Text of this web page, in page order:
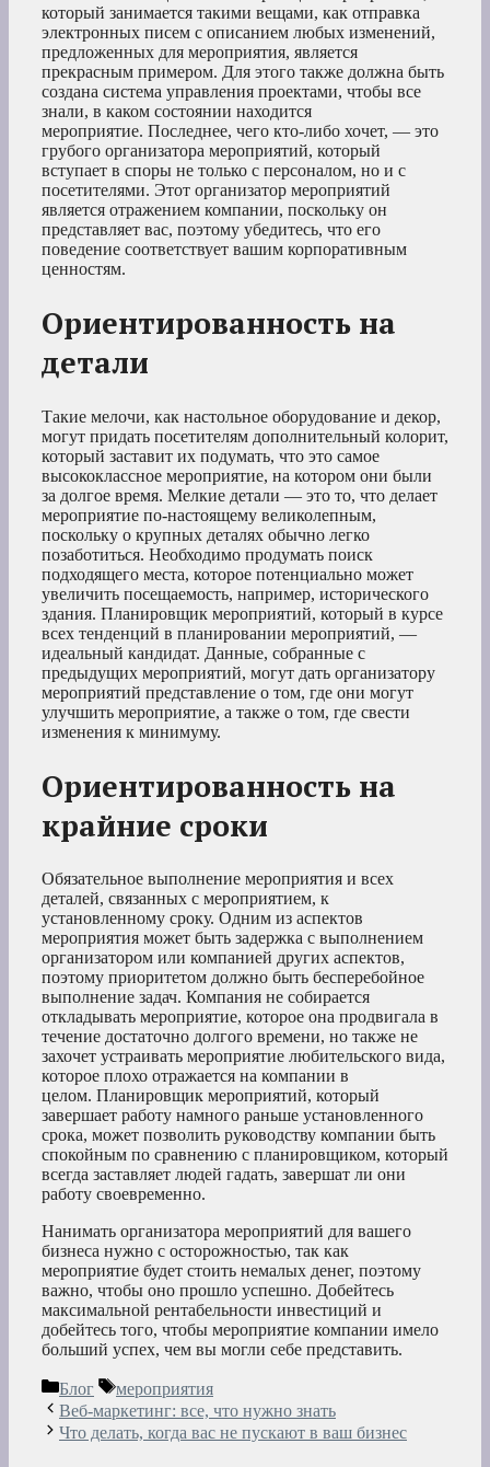
который занимается такими вещами, как отправка
электронных писем с описанием любых изменений,
предложенных для мероприятия, является
прекрасным примером. Для этого также должна быть
создана система управления проектами, чтобы все
знали, в каком состоянии находится
мероприятие. Последнее, чего кто-либо хочет, — это
грубого организатора мероприятий, который
вступает в споры не только с персоналом, но и с
посетителями. Этот организатор мероприятий
является отражением компании, поскольку он
представляет вас, поэтому убедитесь, что его
поведение соответствует вашим корпоративным
ценностям.
Ориентированность на
детали
Такие мелочи, как настольное оборудование и декор,
могут придать посетителям дополнительный колорит,
который заставит их подумать, что это самое
высококлассное мероприятие, на котором они были
за долгое время. Мелкие детали — это то, что делает
мероприятие по-настоящему великолепным,
поскольку о крупных деталях обычно легко
позаботиться. Необходимо продумать поиск
подходящего места, которое потенциально может
увеличить посещаемость, например, исторического
здания. Планировщик мероприятий, который в курсе
всех тенденций в планировании мероприятий, —
идеальный кандидат. Данные, собранные с
предыдущих мероприятий, могут дать организатору
мероприятий представление о том, где они могут
улучшить мероприятие, а также о том, где свести
изменения к минимуму.
Ориентированность на
крайние сроки
Обязательное выполнение мероприятия и всех
деталей, связанных с мероприятием, к
установленному сроку. Одним из аспектов
мероприятия может быть задержка с выполнением
организатором или компанией других аспектов,
поэтому приоритетом должно быть бесперебойное
выполнение задач. Компания не собирается
откладывать мероприятие, которое она продвигала в
течение достаточно долгого времени, но также не
захочет устраивать мероприятие любительского вида,
которое плохо отражается на компании в
целом. Планировщик мероприятий, который
завершает работу намного раньше установленного
срока, может позволить руководству компании быть
спокойным по сравнению с планировщиком, который
всегда заставляет людей гадать, завершат ли они
работу своевременно.
Нанимать организатора мероприятий для вашего
бизнеса нужно с осторожностью, так как
мероприятие будет стоить немалых денег, поэтому
важно, чтобы оно прошло успешно. Добейтесь
максимальной рентабельности инвестиций и
добейтесь того, чтобы мероприятие компании имело
больший успех, чем вы могли себе представить.
Рубрики
Блог Метки
мероприятия
Веб-маркетинг: все, что нужно знать
Что делать, когда вас не пускают в ваш бизнес